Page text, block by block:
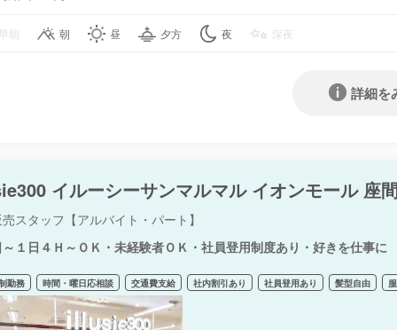
朝 朝 昼 夕方 夜 深夜
詳細を
イルーシーサンマルマル イオンモール 座
スタッフ【アルバイト・パート】
１日４Ｈ～ＯＫ・未経験者ＯＫ・社員登用制度あり・好きを仕事に
勤務 時間・曜日応相談 交通費支給 社内割引あり 社員登用あり 髪型自由